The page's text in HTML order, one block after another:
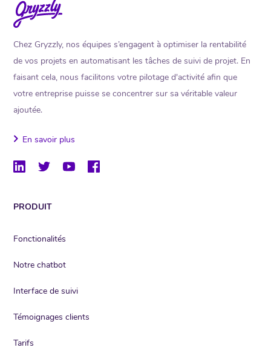
Chez Gryzzly, nos équipes s’engagent à optimiser la rentabilité
de vos projets en automatisant les tâches de suivi de projet. En
faisant cela, nous facilitons votre pilotage d'activité afin que
votre entreprise puisse se concentrer sur sa véritable valeur
ajoutée.
En savoir plus
PRODUIT
Fonctionalités
Notre chatbot
Interface de suivi
Témoignages clients
Tarifs